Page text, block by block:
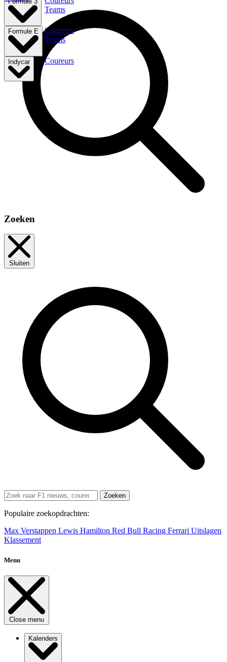
Teams
Formule E
Coureurs
Teams
Indycar Coureurs
Zoeken
Sluiten
Zoeken
Populaire zoekopdrachten:
Max Verstappen Lewis Hamilton Red Bull Racing Ferrari Uitslagen
Klassement
Menu
Close menu
Kalenders